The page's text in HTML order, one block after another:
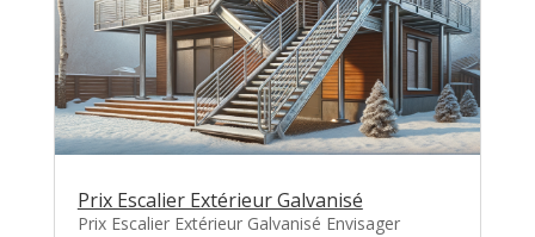
Prix Escalier Extérieur Galvanisé
Prix Escalier Extérieur Galvanisé Envisager